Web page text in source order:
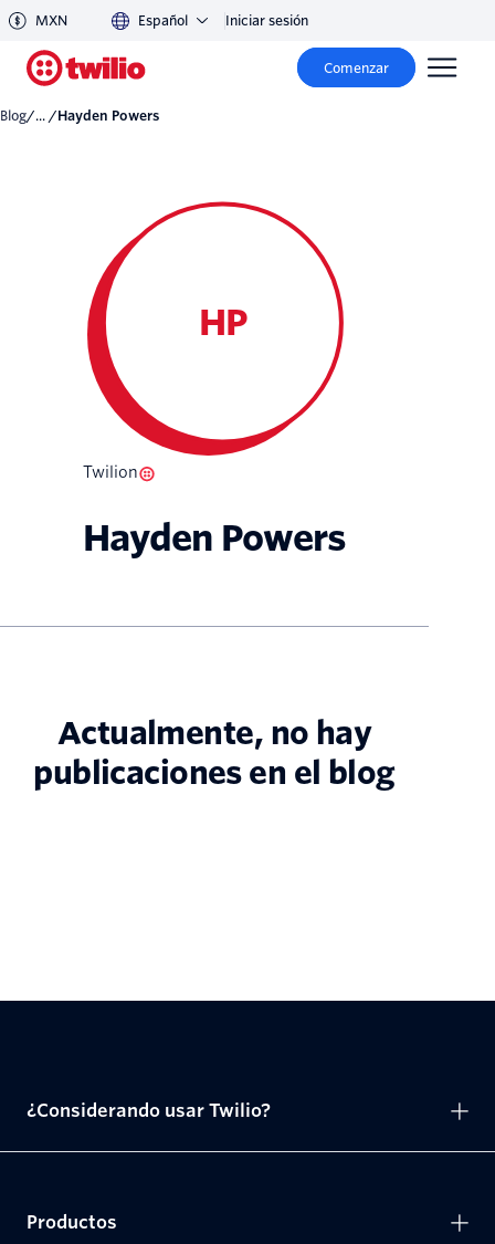
MXN Español Iniciar sesión
Comenzar
Blog/... / Hayden Powers
HP
Twilion
Hayden Powers
Actualmente, no hay
publicaciones en el blog
¿Considerando usar Twilio?
Productos